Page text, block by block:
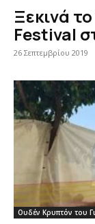
Ξεκινά
Festival
26 Σεπτεμβρίου 2019
Ουδέν Κρυπτόν του